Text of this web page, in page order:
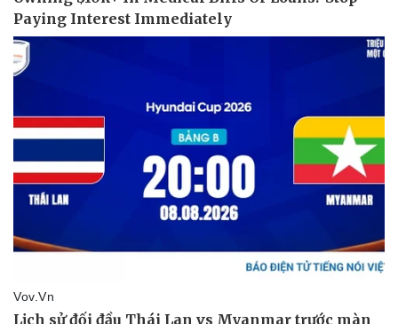
Thể thao
Bóng đá
Thế giới thể thao
Ô tô - Xe máy
Ô tô